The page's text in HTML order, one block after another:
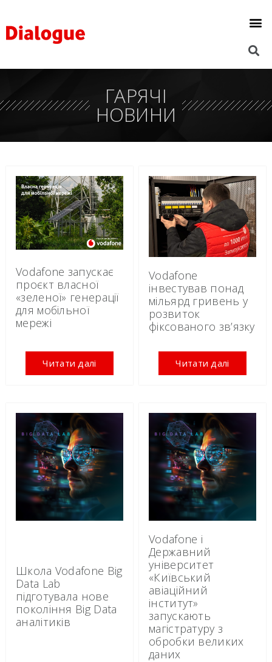
ГАРЯЧІ
НОВИНИ
Vodafone запускає
проєкт власної
«зеленої» генерації
для мобільної
мережі
Читати далі
Vodafone
інвестував понад
мільярд гривень у
розвиток
фіксованого зв’язку
Читати далі
Школа Vodafone Big
Data Lab
підготувала нове
покоління Big Data
аналітиків
Vodafone і
Державний
університет
«Київський
авіаційний
інститут»
запускають
магістратуру з
обробки великих
даних